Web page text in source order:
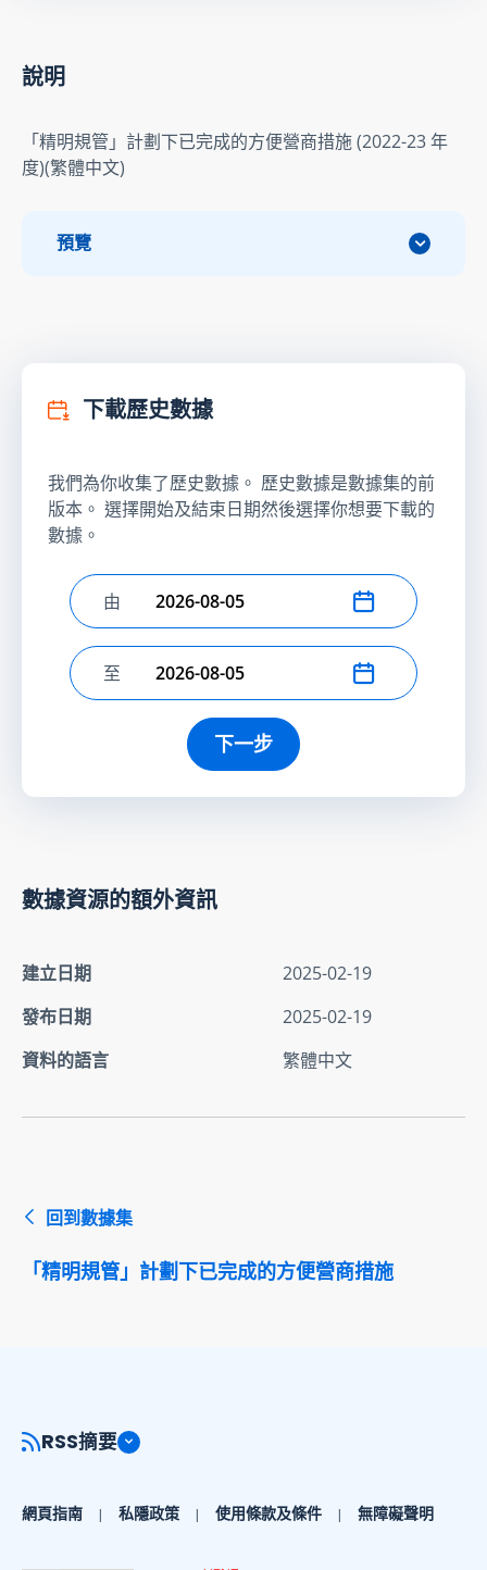
說明
「精明規管」計劃下已完成的方便營商措施 (2022-23 年
度)(繁體中文)
預覽
下載歷史數據
我們為你收集了歷史數據。 歷史數據是數據集的前
版本。 選擇開始及結束日期然後選擇你想要下載的
數據。
選擇開始日期
由
選擇結束日期
至
下一步
數據資源的額外資訊
建立日期
2025-02-19
發布日期
2025-02-19
資料的語言
繁體中文
回到數據集
「精明規管」計劃下已完成的方便營商措施
RSS摘要
網頁指南 私隱政策 使用條款及條件 無障礙聲明